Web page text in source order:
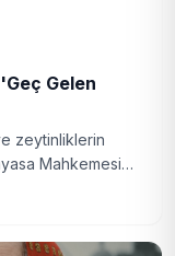
Gelen
zeytinliklerin
Mahkemesi